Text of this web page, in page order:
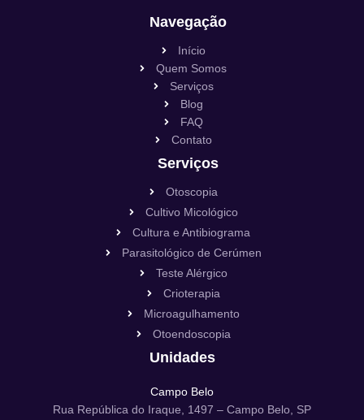
Navegação
Início
Quem Somos
Serviços
Blog
FAQ
Contato
Serviços
Otoscopia
Cultivo Micológico
Cultura e Antibiograma
Parasitológico de Cerúmen
Teste Alérgico
Crioterapia
Microagulhamento
Otoendoscopia
Unidades
Campo Belo
Rua República do Iraque, 1497 – Campo Belo, SP